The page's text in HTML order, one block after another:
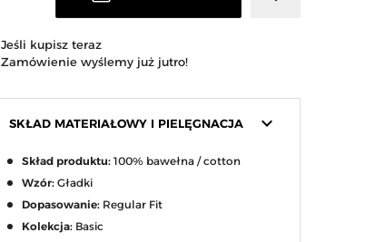
Jeśli kupisz teraz
Zamówienie wyślemy już jutro!
keyboard_arrow_down
SKŁAD MATERIAŁOWY I PIELĘGNACJA
Skład produktu: 100% bawełna / cotton
Wzór: Gładki
Dopasowanie: Regular Fit
Kolekcja: Basic